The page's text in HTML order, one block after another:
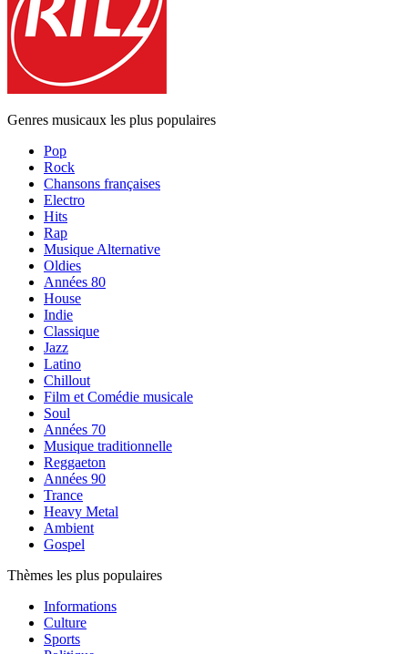
Genres musicaux les plus populaires
Pop
Rock
Chansons françaises
Electro
Hits
Rap
Musique Alternative
Oldies
Années 80
House
Indie
Classique
Jazz
Latino
Chillout
Film et Comédie musicale
Soul
Années 70
Musique traditionnelle
Reggaeton
Années 90
Trance
Heavy Metal
Ambient
Gospel
Thèmes les plus populaires
Informations
Culture
Sports